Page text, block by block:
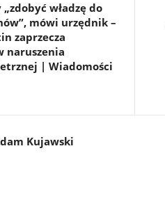
władzę do
mówi urzędnik –
zaprzecza
naruszenia
| Wiadomości
Kujawski